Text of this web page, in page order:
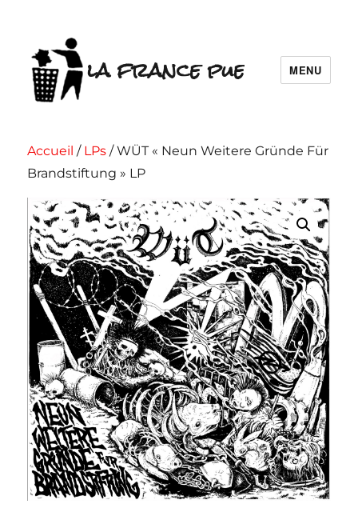
la france pue MENU
Accueil / LPs / WÜT « Neun Weitere Gründe Für
Brandstiftung » LP